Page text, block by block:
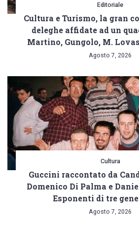
Editoriale
Cultura e Turismo, la gran
deleghe affidate ad un
Martino, Gungolo, M.
Agosto 7, 2026
Cultura
Guccini raccontato da
Domenico Di Palma e
Esponenti di tre
Agosto 7, 2026